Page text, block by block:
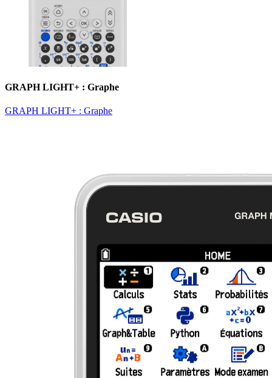
GRAPH LIGHT+ : Graphe
GRAPH LIGHT+ : Graphe